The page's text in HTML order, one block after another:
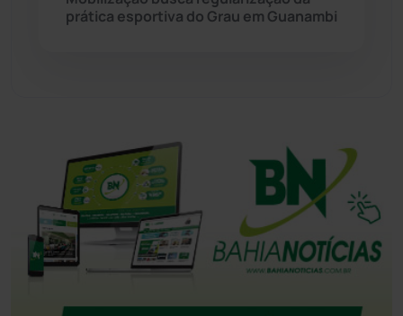
prática esportiva do Grau em Guanambi